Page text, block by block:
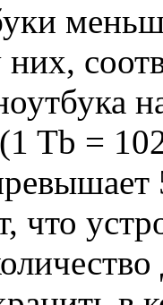
Tb =
что